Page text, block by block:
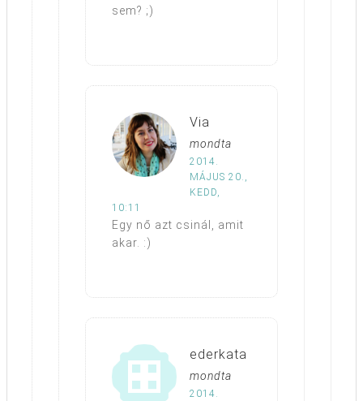
sem? ;)
Via
mondta
2014.
MÁJUS 20.,
KEDD,
10:11
Egy nő azt csinál, amit
akar. :)
ederkata
mondta
2014.